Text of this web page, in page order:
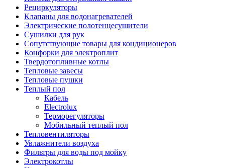
Рециркуляторы
Клапаны для водонагревателей
Электрические полотенцесушители
Сушилки для рук
Сопутствующие товары для кондиционеров
Конфорки для электроплит
Твердотопливные котлы
Тепловые завесы
Тепловые пушки
Теплый пол
Кабель
Electrolux
Терморегуляторы
Мобильный теплый пол
Тепловентиляторы
Увлажнители воздуха
Фильтры для воды под мойку
Электрокотлы